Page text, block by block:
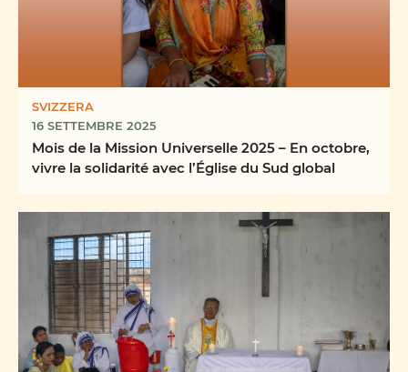
SVIZZERA
16 SETTEMBRE 2025
Mois de la Mission Universelle 2025 – En octobre,
vivre la solidarité avec l’Église du Sud global